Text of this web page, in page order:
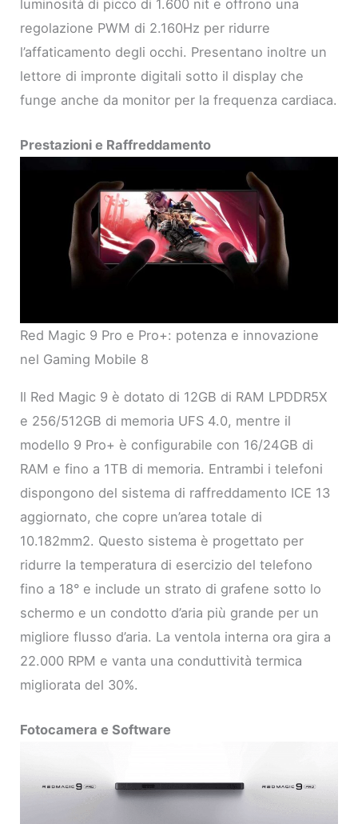
luminosità di picco di 1.600 nit e offrono una
regolazione PWM di 2.160Hz per ridurre
l’affaticamento degli occhi. Presentano inoltre un
lettore di impronte digitali sotto il display che
funge anche da monitor per la frequenza cardiaca.
Prestazioni e Raffreddamento
Red Magic 9 Pro e Pro+: potenza e innovazione
nel Gaming Mobile 8
Il Red Magic 9 è dotato di 12GB di RAM LPDDR5X
e 256/512GB di memoria UFS 4.0, mentre il
modello 9 Pro+ è configurabile con 16/24GB di
RAM e fino a 1TB di memoria. Entrambi i telefoni
dispongono del sistema di raffreddamento ICE 13
aggiornato, che copre un’area totale di
10.182mm2. Questo sistema è progettato per
ridurre la temperatura di esercizio del telefono
fino a 18° e include un strato di grafene sotto lo
schermo e un condotto d’aria più grande per un
migliore flusso d’aria. La ventola interna ora gira a
22.000 RPM e vanta una conduttività termica
migliorata del 30%.
Fotocamera e Software